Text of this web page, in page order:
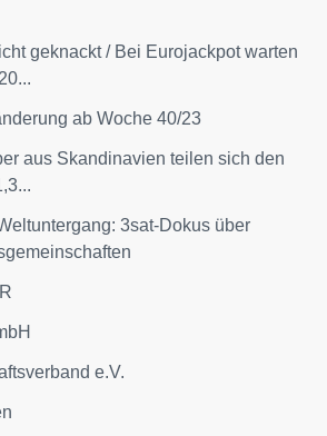
geknackt / Bei Eurojackpot warten
ab Woche 40/23
aus Skandinavien teilen sich den
3sat-Dokus über
e.V.